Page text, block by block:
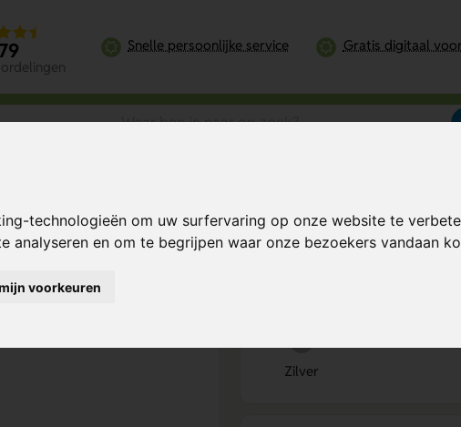
technologieën om uw surfervaring op onze website te
en om te begrijpen waar onze bezoekers vandaan
voorkeuren
Snelle persoonlijke service Gratis digitaal
Bereken mijn prijs Al
Zilver